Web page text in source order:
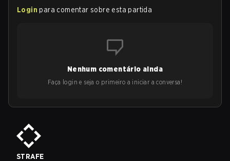
Login para comentar sobre esta partida
Nenhum comentário ainda
Faça login e seja o primeiro a iniciar a conversa!
STRAFE